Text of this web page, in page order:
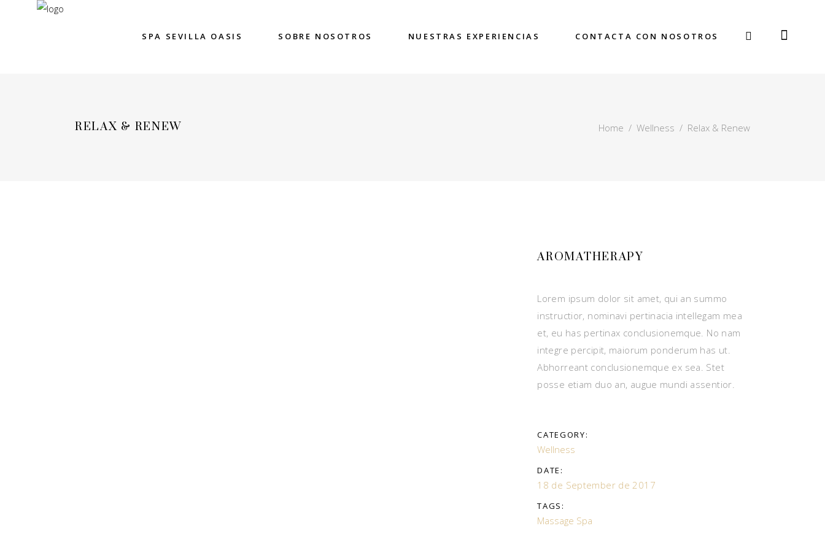
SPA SEVILLA OASIS SOBRE NOSOTROS NUESTRAS EXPERIENCIAS CONTACTA CON NOSOTROS
RELAX & RENEW Home / Wellness / Relax & Renew
AROMATHERAPY
Lorem ipsum dolor sit amet, qui an summo
instructior, nominavi pertinacia intellegam mea
et, eu has pertinax conclusionemque. No nam
integre percipit, maiorum ponderum has ut.
Abhorreant conclusionemque ex sea. Stet
posse etiam duo an, augue mundi assentior.
CATEGORY:
Wellness
DATE:
18 de September de 2017
TAGS:
Massage Spa